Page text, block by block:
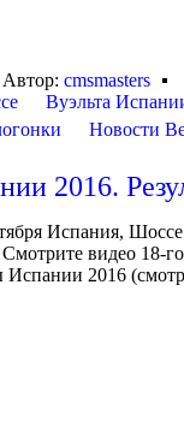
Автор:cmsmasters
Вуэльта
Новости
2016.
Испания,
видео 18-
Испании 2016